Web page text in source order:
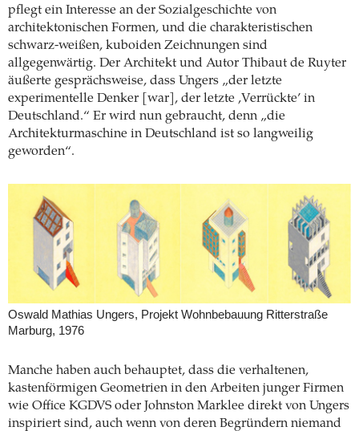
pflegt ein Interesse an der Sozialgeschichte von
architektonischen Formen, und die charakteristischen
schwarz-weißen, kuboiden Zeichnungen sind
allgegenwärtig. Der Architekt und Autor Thibaut de Ruyter
äußerte gesprächsweise, dass Ungers „der letzte
experimentelle Denker [war], der letzte ,Verrückte’ in
Deutschland.“ Er wird nun gebraucht, denn „die
Architekturmaschine in Deutschland ist so langweilig
geworden“.
Oswald Mathias Ungers, Projekt Wohnbebauung Ritterstraße
Marburg, 1976
Manche haben auch behauptet, dass die verhaltenen,
kastenförmigen Geometrien in den Arbeiten junger Firmen
wie Office KGDVS oder Johnston Marklee direkt von Ungers
inspiriert sind, auch wenn von deren Begründern niemand